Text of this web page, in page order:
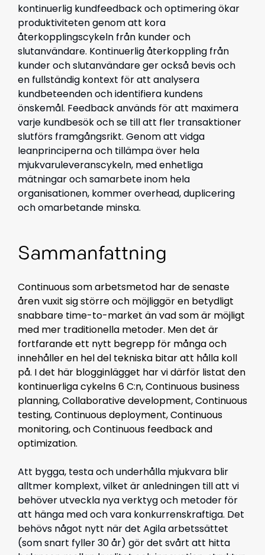
kontinuerlig kundfeedback och optimering ökar
produktiviteten genom att kora
återkopplingscykeln från kunder och
slutanvändare. Kontinuerlig återkoppling från
kunder och slutanvändare ger också bevis och
en fullständig kontext för att analysera
kundbeteenden och identifiera kundens
önskemål. Feedback används för att maximera
varje kundbesök och se till att fler transaktioner
slutförs framgångsrikt. Genom att vidga
leanprinciperna och tillämpa över hela
mjukvaruleveranscykeln, med enhetliga
mätningar och samarbete inom hela
organisationen, kommer overhead, duplicering
och omarbetande minska.
Sammanfattning
Continuous som arbetsmetod har de senaste
åren vuxit sig större och möjliggör en betydligt
snabbare time-to-market än vad som är möjligt
med mer traditionella metoder. Men det är
fortfarande ett nytt begrepp för många och
innehåller en hel del tekniska bitar att hålla koll
på. I det här blogginlägget har vi därför listat den
kontinuerliga cykelns 6 C:n, Continuous business
planning, Collaborative development, Continuous
testing, Continuous deployment, Continuous
monitoring, och Continuous feedback and
optimization.
Att bygga, testa och underhålla mjukvara blir
alltmer komplext, vilket är anledningen till att vi
behöver utveckla nya verktyg och metoder för
att hänga med och vara konkurrenskraftiga. Det
behövs något nytt när det Agila arbetssättet
(som snart fyller 30 år) gör det svårt att hitta